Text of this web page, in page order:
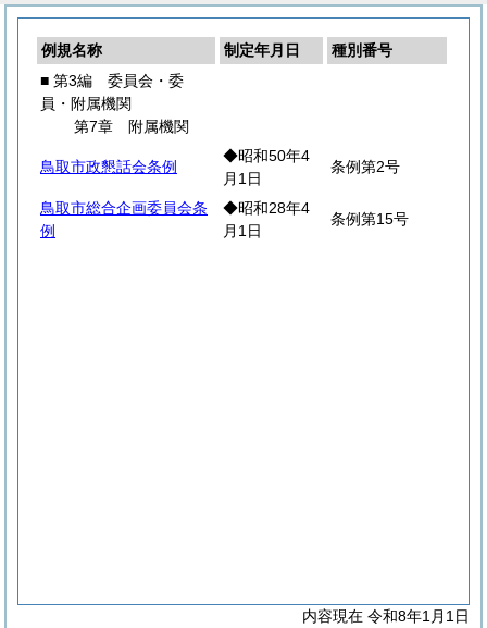
例規名称 制定年月日
種別番号
■ 第3編 委員会・委
員・附属機関
第7章 附属機関
鳥取市政懇話会条例
◆昭和50年4
月1日
条例第2号
鳥取市総合企画委員会条
例
◆昭和28年4
月1日
条例第15号
内容現在 令和8年1月1日